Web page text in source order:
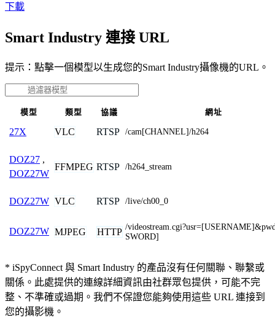
下載
Smart Industry 連接 URL
提示：點擊一個模型以生成您的Smart Industry攝像機的URL。
模型 類型 協議 網址
27X VLC RTSP /cam[CHANNEL]/h264
DOZ27 ,
DOZ27W
FFMPEG RTSP /h264_stream
DOZ27W VLC RTSP /live/ch00_0
DOZ27W MJPEG HTTP /
SWORD]
* iSpyConnect 與 Smart Industry 的產品沒有任何關聯、聯繫或
關係。此處提供的連線詳細資訊由社群眾包提供，可能不完
整、不準確或過期。我們不保證您能夠使用這些 URL 連接到
您的攝影機。